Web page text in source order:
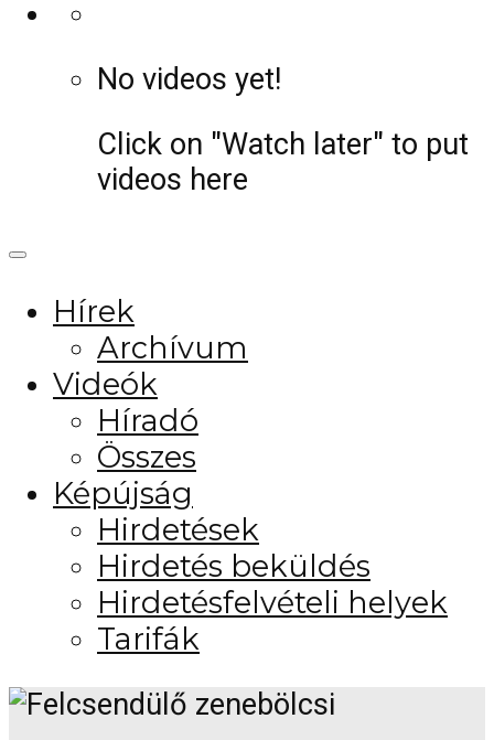
No videos yet!
Click on "Watch later" to put
videos here
Hírek
Archívum
Videók
Híradó
Összes
Képújság
Hirdetések
Hirdetés beküldés
Hirdetésfelvételi helyek
Tarifák